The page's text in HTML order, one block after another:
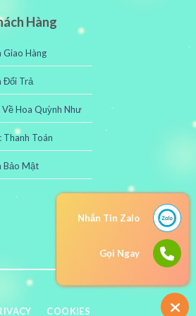
Hàng
Giao Hàng
Đổi Trả
Hoa Quỳnh Như
Thanh Toán
Bảo Mật
COOKIES
Nhắn Tin Zalo
Gọi Ngay